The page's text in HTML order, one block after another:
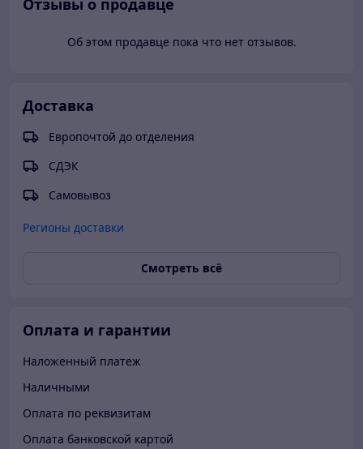
профессионалов и взыскательных пользователей.
Отзывы о продавце
Об этом продавце пока что нет отзывов.
Доставка
Европочтой до отделения
СДЭК
Самовывоз
Регионы доставки
Смотреть всё
Оплата и гарантии
Наложенный платеж
Наличными
Оплата по реквизитам
Оплата банковской картой